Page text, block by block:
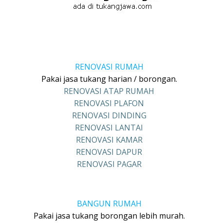
RENOVASI RUMAH
Pakai jasa tukang harian / borongan.
RENOVASI ATAP RUMAH
RENOVASI PLAFON
RENOVASI DINDING
RENOVASI LANTAI
RENOVASI KAMAR
RENOVASI DAPUR
RENOVASI PAGAR
BANGUN RUMAH
Pakai jasa tukang borongan lebih murah.